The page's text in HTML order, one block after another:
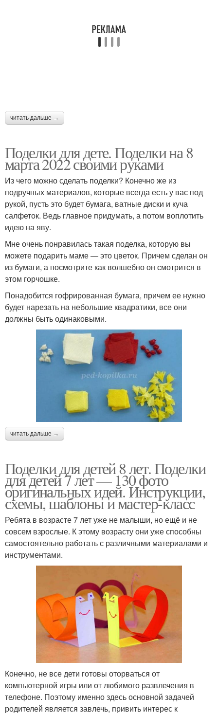
читать дальше →
Поделки для дете. Поделки на 8
марта 2022 своими руками
Из чего можно сделать поделки? Конечно же из
подручных материалов, которые всегда есть у вас под
рукой, пусть это будет бумага, ватные диски и куча
салфеток. Ведь главное придумать, а потом воплотить
идею на яву.
Мне очень понравилась такая поделка, которую вы
можете подарить маме — это цветок. Причем сделан он
из бумаги, а посмотрите как волшебно он смотрится в
этом горчошке.
Понадобится гофрированная бумага, причем ее нужно
будет нарезать на небольшие квадратики, все они
должны быть одинаковыми.
читать дальше →
Поделки для детей 8 лет. Поделки
для детей 7 лет — 130 фото
оригинальных идей. Инструкции,
схемы, шаблоны и мастер-класс
Ребята в возрасте 7 лет уже не малыши, но ещё и не
совсем взрослые. К этому возрасту они уже способны
самостоятельно работать с различными материалами и
инструментами.
Конечно, не все дети готовы оторваться от
компьютерной игры или от любимого развлечения в
телефоне. Поэтому именно здесь основной задачей
родителей является завлечь, привить интерес к